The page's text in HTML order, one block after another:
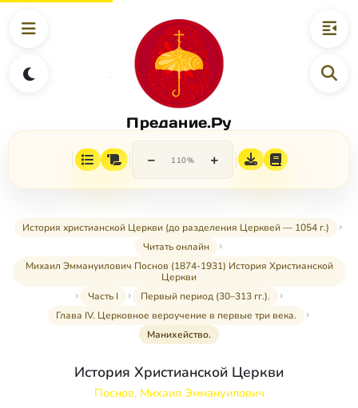
Предание.Ру
− 110% +
История христианской Церкви (до разделения Церквей — 1054 г.)
Читать онлайн
Михаил Эммануилович Поснов (1874-1931) История Христианской
Церкви
Часть I
Первый период (30–313 гг.).
Глава IV. Церковное вероучение в первые три века.
Манихейство.
История Христианской Церкви
Поснов, Михаил Эммануилович